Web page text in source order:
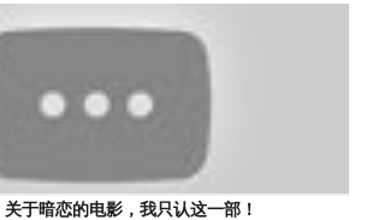
关于暗恋的电影，我只认这一部！